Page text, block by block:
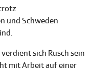
und Schweden
sich Rusch sein
mit Arbeit auf einer